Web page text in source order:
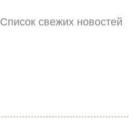
Список свежих новостей